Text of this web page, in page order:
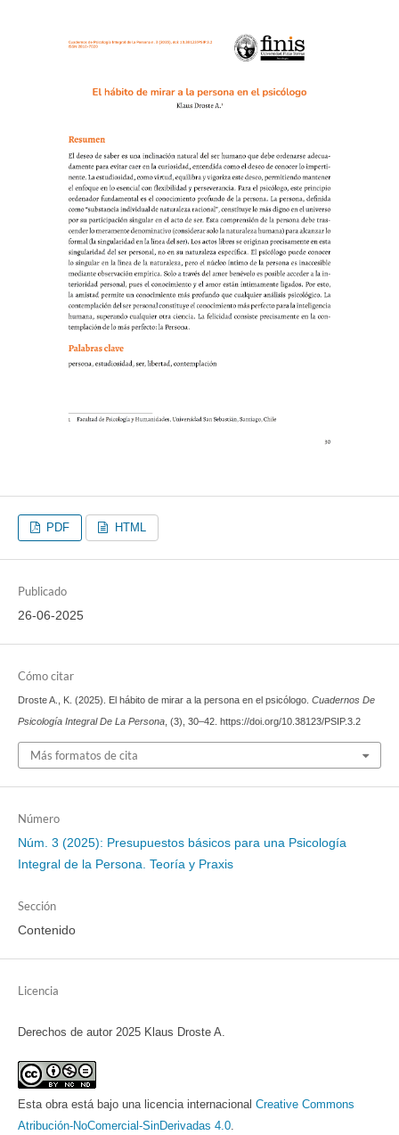
PDF HTML
Publicado
26-06-2025
Cómo citar
Droste A., K. (2025). El hábito de mirar a la persona en el psicólogo. Cuadernos De
Psicología Integral De La Persona, (3), 30–42. https://doi.org/10.38123/PSIP.3.2
Más formatos de cita
Número
Núm. 3 (2025): Presupuestos básicos para una Psicología
Integral de la Persona. Teoría y Praxis
Sección
Contenido
Licencia
Derechos de autor 2025 Klaus Droste A.
Esta obra está bajo una licencia internacional Creative Commons
Atribución-NoComercial-SinDerivadas 4.0.